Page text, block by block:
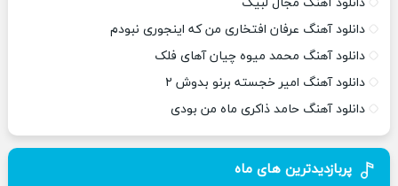
دانلود آهنگ مجال لبیک
دانلود آهنگ عرفان افتخاری من که اینجوری نبودم
دانلود آهنگ محمد میوه چیان آهای فلک
دانلود آهنگ امیر خجسته برنو بدوش ۲
دانلود آهنگ حامد ذاکری ماه من بودی
پربازدیدترین های ماه